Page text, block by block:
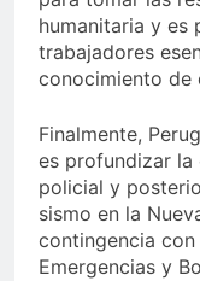
humanitaria y es
trabajadores
conocimiento de
Finalmente,
es profundizar la
policial y
sismo en la
contingencia
Emergencias y